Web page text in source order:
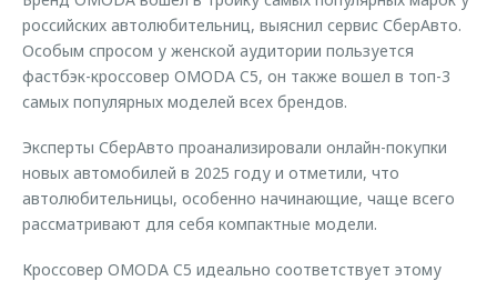
Одежда и сувениры
Оригинальные аксессуары
Запчасти
Калькулятор трейд-ин
Приложение O&J
Аксессуары
Одежда и сувениры
Оригинальные аксессуары
Запчасти
российских автолюбительниц, выяснил сервис СберАвто.
Особым спросом у женской аудитории пользуется
фастбэк-кроссовер OMODA C5, он также вошел в топ-3
самых популярных моделей всех брендов.
Эксперты СберАвто проанализировали онлайн-покупки
новых автомобилей в 2025 году и отметили, что
автолюбительницы, особенно начинающие, чаще всего
рассматривают для себя компактные модели.
Кроссовер OMODA C5 идеально соответствует этому